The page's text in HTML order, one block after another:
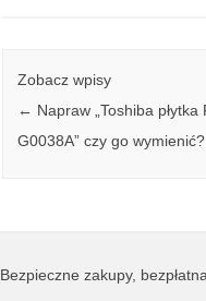
Zobacz wpisy
← Napraw „Toshiba
G0038A” czy go wymienić?
Bezpieczne zakupy,